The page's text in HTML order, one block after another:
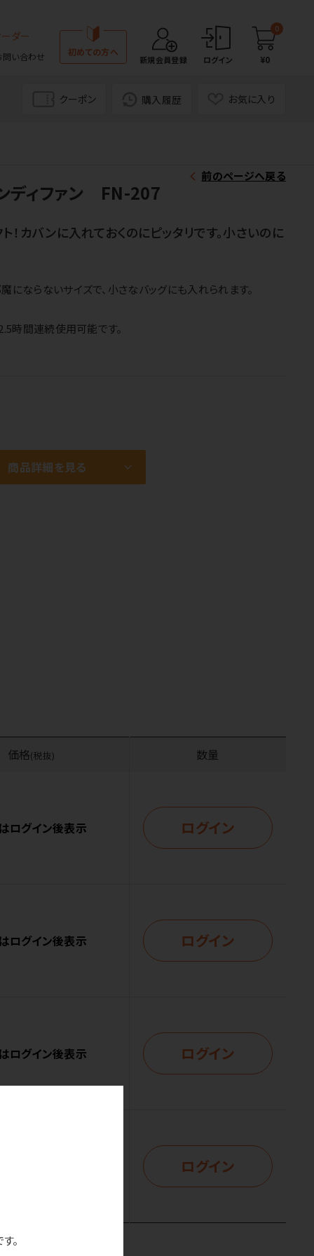
。
ダー
問い合わせ 初めての方へ
新規会員登録 ログイン
0
¥0
クーポン 購入履歴 お気に入り
前のページへ戻る
ディファン FN-207
カバンに入れておくのにピッタリです。小さいのに
ならないサイズで、小さなバッグにも入れられます。
時間連続使用可能です。
商品詳細を見る
価格(税抜) 数量
ログイン後表示 ログイン
ログイン後表示 ログイン
ログイン後表示 ログイン
ログイン